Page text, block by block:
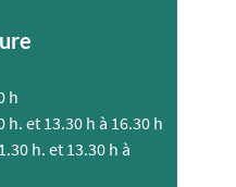
h
h. et 13.30 h à 16.30 h
h. et 13.30 h à